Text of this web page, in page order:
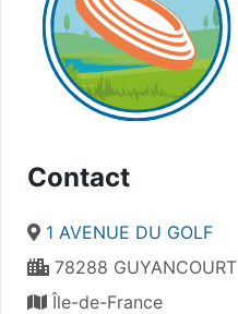
Contact
1 AVENUE DU GOLF
78288 GUYANCOURT
Île-de-France